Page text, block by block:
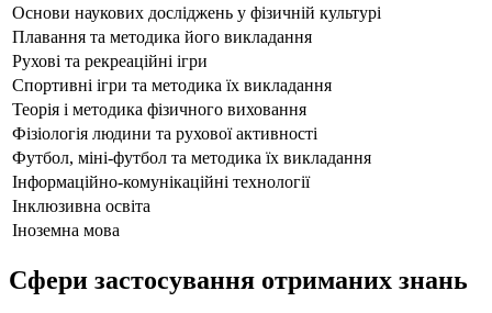
Основи наукових досліджень у фізичній культурі
Плавання та методика його викладання
Рухові та рекреаційні ігри
Спортивні ігри та методика їх викладання
Теорія і методика фізичного виховання
Фізіологія людини та рухової активності
Футбол, міні-футбол та методика їх викладання
Інформаційно-комунікаційні технології
Інклюзивна освіта
Іноземна мова
Сфери застосування отриманих знань